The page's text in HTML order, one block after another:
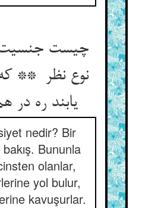
چیست
نوع نظر **
nedir? Bir
Bununla
olanlar,
yol bulur,
kavuşurlar.